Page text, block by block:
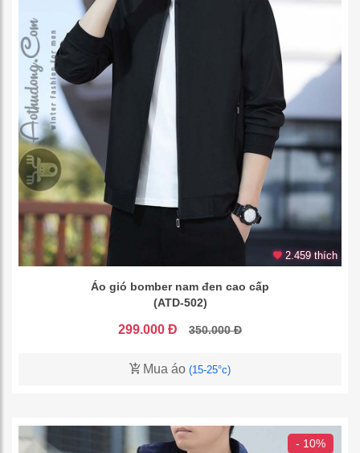
2.459 thích
Áo gió bomber nam đen cao cấp
(ATD-502)
299.000 Đ 350.000 Đ
Mua áo (15-25°c)
- 10%